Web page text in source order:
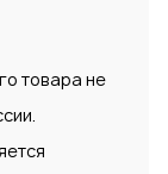
товара не